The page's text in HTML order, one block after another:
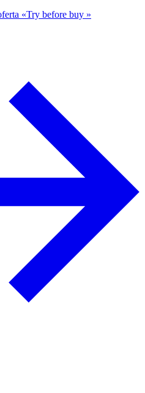
«Try before buy »